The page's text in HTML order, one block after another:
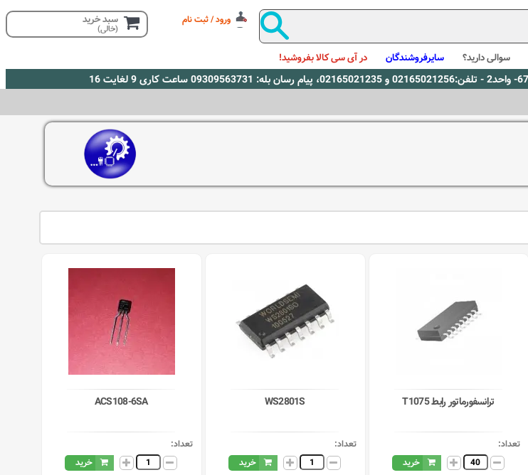
ورود / ثبت نام سبد خرید
(خالی)
سوالی دارید؟ سایرفروشندگان در آی سی کالا بفروشید!
ترانسفورماتور رابط T1075
تعداد:
خرید
WS2801S
تعداد:
خرید
ACS108-6SA
تعداد:
خرید